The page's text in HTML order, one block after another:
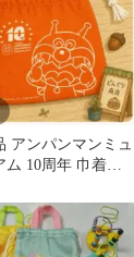
アンパンマンミュ
ム 10周年 巾着袋